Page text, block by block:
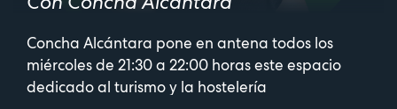
Concha Alcántara pone en antena todos los
miércoles de 21:30 a 22:00 horas este espacio
dedicado al turismo y la hostelería